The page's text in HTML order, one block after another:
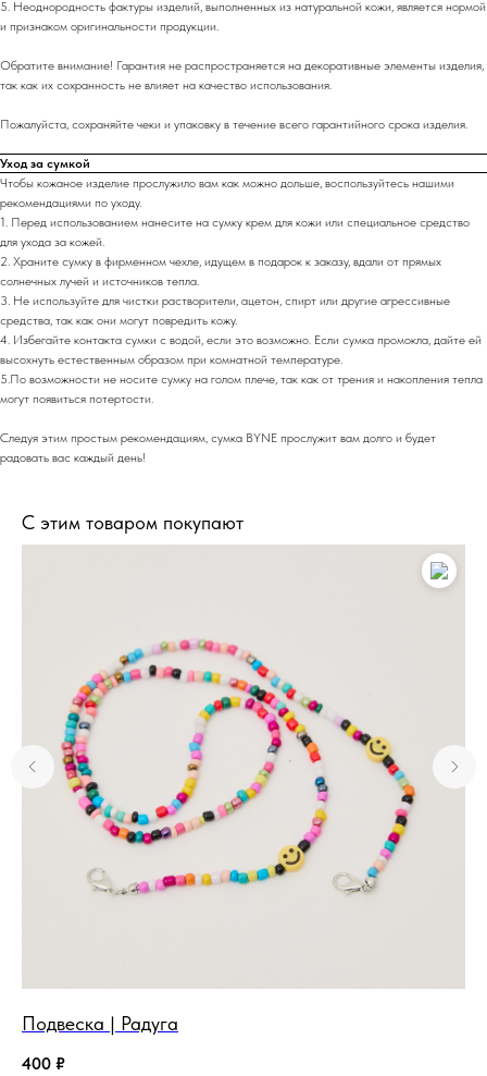
5. Неоднородность фактуры изделий, выполненных из натуральной кожи, является нормой
и признаком оригинальности продукции.
Обратите внимание! Гарантия не распространяется на декоративные элементы изделия,
так как их сохранность не влияет на качество использования.
Пожалуйста, сохраняйте чеки и упаковку в течение всего гарантийного срока изделия.
Уход за сумкой
Чтобы кожаное изделие прослужило вам как можно дольше, воспользуйтесь нашими
рекомендациями по уходу.
1. Перед использованием нанесите на сумку крем для кожи или специальное средство
для ухода за кожей.
2. Храните сумку в фирменном чехле, идущем в подарок к заказу, вдали от прямых
солнечных лучей и источников тепла.
3. Не используйте для чистки растворители, ацетон, спирт или другие агрессивные
средства, так как они могут повредить кожу.
4. Избегайте контакта сумки с водой, если это возможно. Если сумка промокла, дайте ей
высохнуть естественным образом при комнатной температуре.
5.По возможности не носите сумку на голом плече, так как от трения и накопления тепла
могут появиться потертости.
Следуя этим простым рекомендациям, сумка BYNE прослужит вам долго и будет
радовать вас каждый день!
С этим товаром покупают
Подвеска | Радуга
400 ₽